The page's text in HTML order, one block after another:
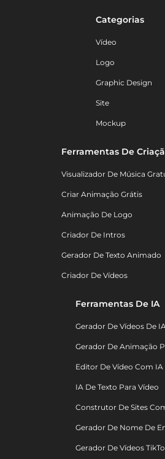
Categorias
Vídeo
Logo
Graphic Design
Site
Mockup
Ferramentas De
Visualizador De Música
Criar Animação Grátis
Animação De Logo
Criador De Intros
Gerador De Texto Animado
Criador De Vídeos
Ferramentas De IA
Gerador De Vídeos De
Gerador De Animação
Editor De Vídeo Com IA
IA De Texto Para Vídeo
Construtor De Sites
Gerador De Nome De
Gerador De Vídeos